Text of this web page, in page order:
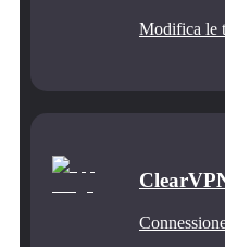
Modifica le